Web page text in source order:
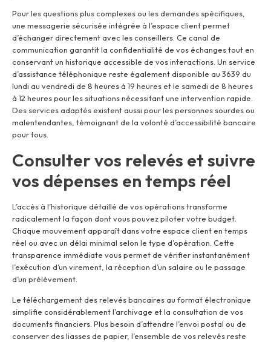
Pour les questions plus complexes ou les demandes spécifiques,
une messagerie sécurisée intégrée à l’espace client permet
d’échanger directement avec les conseillers. Ce canal de
communication garantit la confidentialité de vos échanges tout en
conservant un historique accessible de vos interactions. Un service
d’assistance téléphonique reste également disponible au 3639 du
lundi au vendredi de 8 heures à 19 heures et le samedi de 8 heures
à 12 heures pour les situations nécessitant une intervention rapide.
Des services adaptés existent aussi pour les personnes sourdes ou
malentendantes, témoignant de la volonté d’accessibilité bancaire
pour tous.
Consulter vos relevés et suivre
vos dépenses en temps réel
L’accès à l’historique détaillé de vos opérations transforme
radicalement la façon dont vous pouvez piloter votre budget.
Chaque mouvement apparaît dans votre espace client en temps
réel ou avec un délai minimal selon le type d’opération. Cette
transparence immédiate vous permet de vérifier instantanément
l’exécution d’un virement, la réception d’un salaire ou le passage
d’un prélèvement.
Le téléchargement des relevés bancaires au format électronique
simplifie considérablement l’archivage et la consultation de vos
documents financiers. Plus besoin d’attendre l’envoi postal ou de
conserver des liasses de papier, l’ensemble de vos relevés reste